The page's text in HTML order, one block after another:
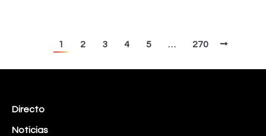
1 2 3 4 5 … 270
Directo
Noticias